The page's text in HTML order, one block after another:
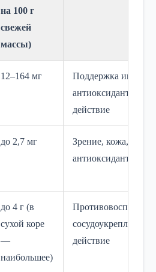
на 100 г
свежей
массы)
12–164 мг
Поддержка
антиоксидантное
действие
до 2,7 мг
Зрение, кожа,
антиоксидантная
до 4 г (в
сухой коре
—
наибольшее)
сосудоукрепляющее
действие